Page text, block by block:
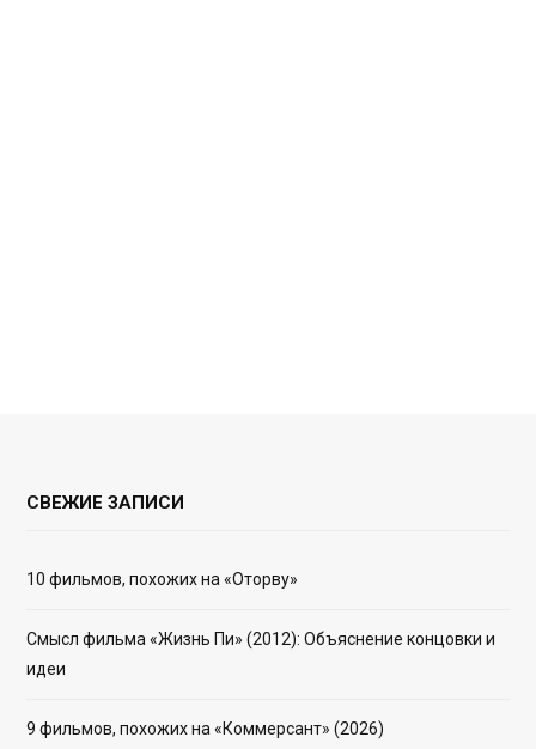
СВЕЖИЕ ЗАПИСИ
10 фильмов, похожих на «Оторву»
Смысл фильма «Жизнь Пи» (2012): Объяснение концовки и
идеи
9 фильмов, похожих на «Коммерсант» (2026)